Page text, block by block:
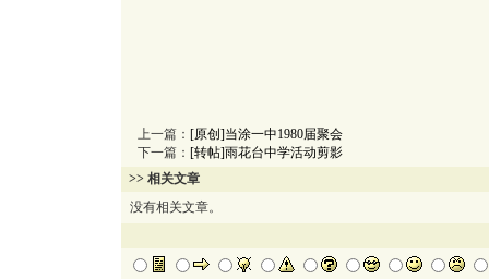
上一篇： [原创]当涂一中1980届聚会
下一篇： [转帖]雨花台中学活动剪影
>> 相关文章
没有相关文章。